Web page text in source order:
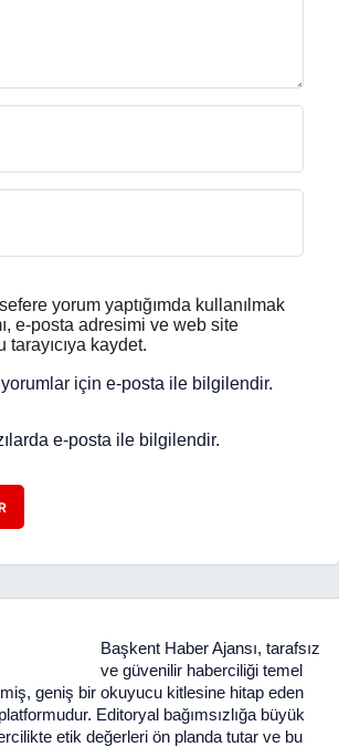
yorum yaptığımda kullanılmak
e-posta adresimi ve web site
tarayıcıya kaydet.
için e-posta ile bilgilendir.
e-posta ile bilgilendir.
Başkent Haber Ajansı, tarafsız
ve güvenilir haberciliği temel
geniş bir okuyucu kitlesine hitap eden
Editoryal bağımsızlığa büyük
etik değerleri ön planda tutar ve bu